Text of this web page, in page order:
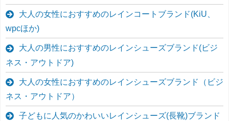
大人の女性におすすめのレインコートブランド(KiU、
wpcほか)
大人の男性におすすめのレインシューズブランド(ビジ
ネス・アウトドア)
大人の女性におすすめのレインシューズブランド（ビジ
ネス・アウトドア）
子どもに人気のかわいいレインシューズ(長靴)ブランド